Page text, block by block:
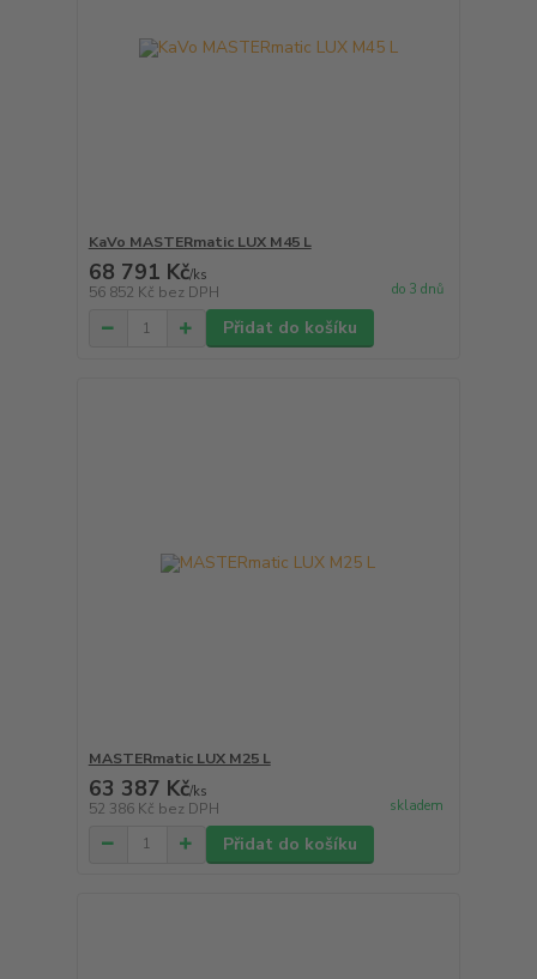
KaVo MASTERmatic LUX M45 L
68 791 Kč/ks
56 852 Kč bez DPH do 3 dnů
Přidat do košíku
MASTERmatic LUX M25 L
63 387 Kč/ks
52 386 Kč bez DPH skladem
Přidat do košíku